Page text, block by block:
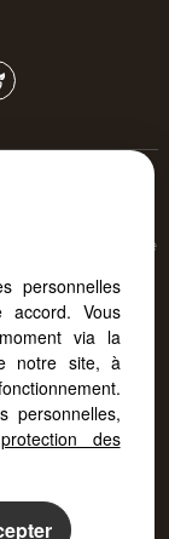
depuis
notre site s'adapte
personnelles
accord. Vous
via la
notre site, à
personnelles,
des